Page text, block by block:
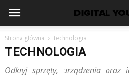
Strona główna technologia
TECHNOLOGIA
Odkryj sprzęty, urządzenia oraz